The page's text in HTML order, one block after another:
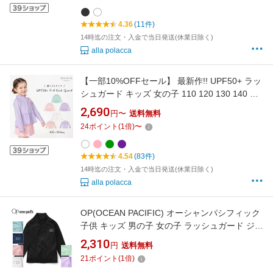
4.36(11件)
14時迄の注文・入金で当日発送(休業日除く)
alla polacca
【一部10%OFFセール】 最新作!! UPF50+ ラッ
シュガード キッズ 女の子 110 120 130 140 長
袖 ラッシュ フリル 子供 水着 幼稚園 保育園 フ
ルジップ ジップアップ フリル チュール
UPF50+ UV 可愛い おしゃれGelato toddler ジ
ェラート 送料無料
2,690 円〜 送料無料
24ポイント (1倍)〜
4.54(83件)
14時迄の注文・入金で当日発送(休業日除く)
alla polacca
OP(OCEAN PACIFIC) オーシャンパシフィック
子供 キッズ 男の子 女の子 ラッシュガード ジャ
ケット 長袖 564464 水着 スクール 小学生 大き
いサイズ 夏用 紫外線対策 UVカット 日焼け防
止 海水浴 水泳 かわいい 小学校 プール スイミ
2,310 円 送料無料
21ポイント (1倍)